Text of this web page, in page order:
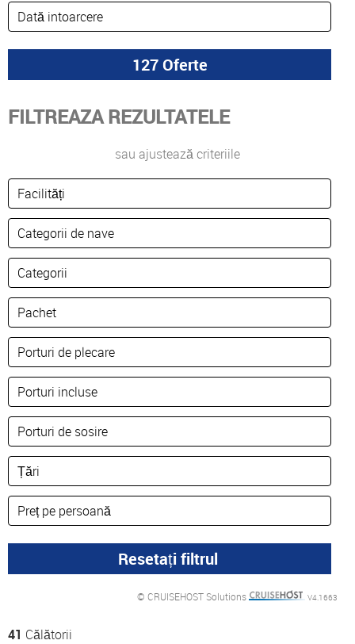
FILTREAZA REZULTATELE
sau ajustează criteriile
© CRUISEHOST Solutions V4.1663
41 Călătorii